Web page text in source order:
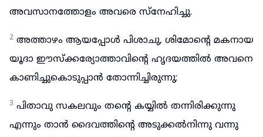
അവസാനത്തോളം അവരെ സ്നേഹിച്ചു.
2 അത്താഴം ആയപ്പോൾ പിശാചു, ശിമോന്റെ മകനായ
യൂദാ ഈസ്ക്കര്യോത്താവിന്റെ ഹൃദയത്തിൽ അവനെ
കാണിച്ചുകൊടുപ്പാൻ തോന്നിച്ചിരുന്നു;
3 പിതാവു സകലവും തന്റെ കയ്യിൽ തന്നിരിക്കുന്നു
എന്നും താൻ ദൈവത്തിന്റെ അടുക്കൽനിന്നു വന്നു